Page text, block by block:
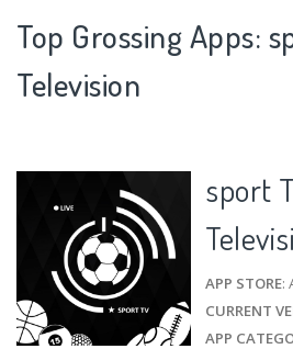
Top Grossing Apps:
Television
sport
APP STORE:
CURRENT
APP